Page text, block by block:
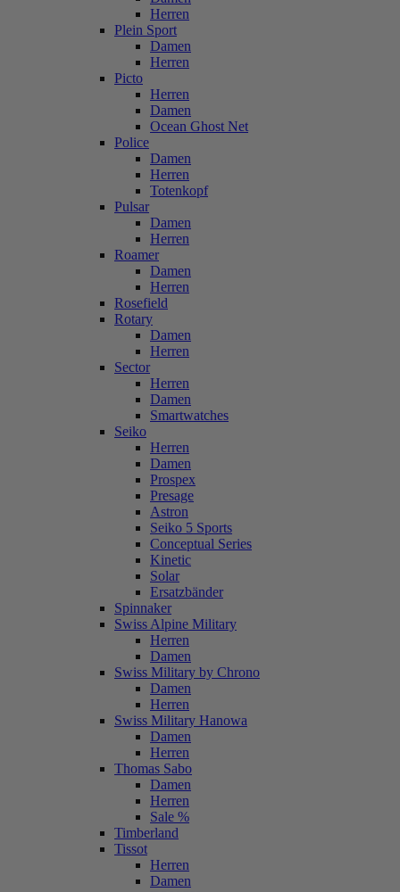
Herren
Plein Sport
Damen
Herren
Picto
Herren
Damen
Ocean Ghost Net
Police
Damen
Herren
Totenkopf
Pulsar
Damen
Herren
Roamer
Damen
Herren
Rosefield
Rotary
Damen
Herren
Sector
Herren
Damen
Smartwatches
Seiko
Herren
Damen
Prospex
Presage
Astron
Seiko 5 Sports
Conceptual Series
Kinetic
Solar
Ersatzbänder
Spinnaker
Swiss Alpine Military
Herren
Damen
Swiss Military by Chrono
Damen
Herren
Swiss Military Hanowa
Damen
Herren
Thomas Sabo
Damen
Herren
Sale %
Timberland
Tissot
Herren
Damen